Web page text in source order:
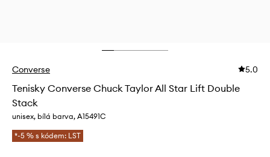
Converse 5.0
Tenisky Converse Chuck Taylor All Star Lift Double
Stack
unisex, bílá barva, A15491C
*-5 % s kódem: LST